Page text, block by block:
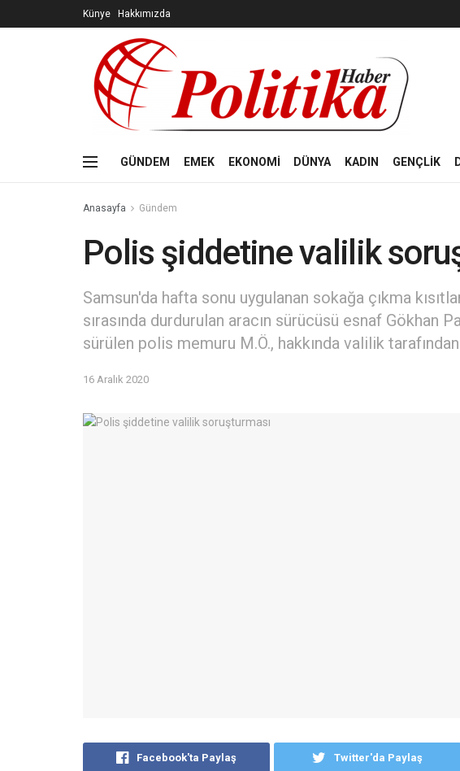
Künye Hakkımızda
GÜNDEM EMEK EKONOMİ DÜNYA KADIN GENÇLİK
Anasayfa Gündem
Polis şiddetine valilik
Samsun'da hafta sonu uygulanan sokağa çıkma
sırasında durdurulan aracın sürücüsü esnaf Gökhan
sürülen polis memuru M.Ö., hakkında valilik
16 Aralık 2020
Facebook'ta Paylaş Twitter'da Paylaş